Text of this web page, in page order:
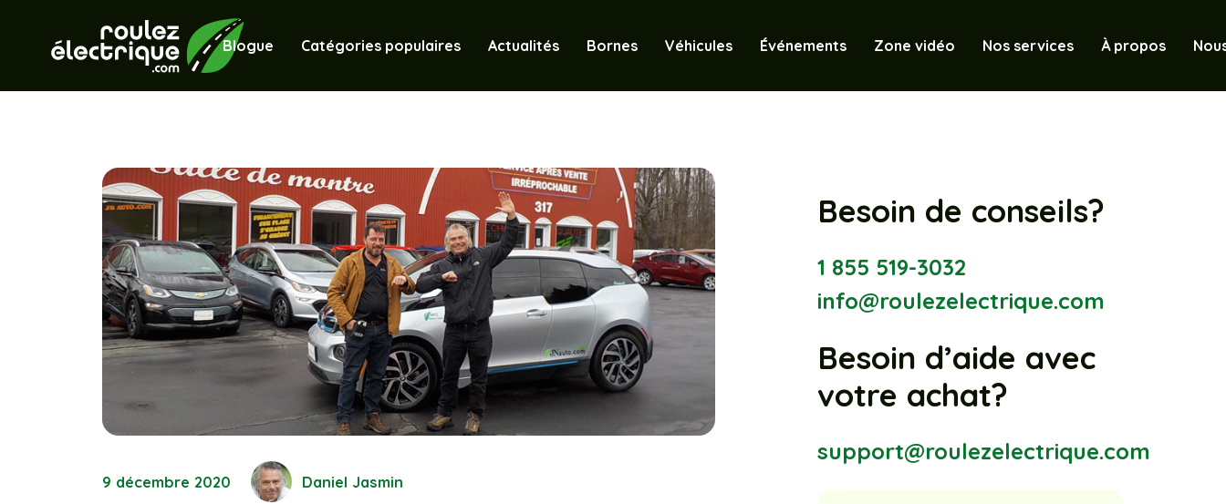
Blogue Catégories populaires Actualités Bornes Véhicules Événements Zone vidéo Nos services À propos
9 décembre 2020 Daniel Jasmin
Besoin de conseils?
1 855 519-3032
info@roulezelectrique.com
Besoin d’aide avec
votre achat?
support@roulezelectrique.com